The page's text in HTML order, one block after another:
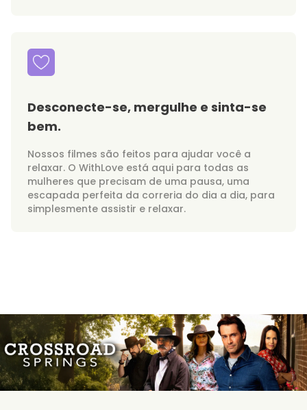
Desconecte-se, mergulhe e sinta-se
bem.
Nossos filmes são feitos para ajudar você a
relaxar. O WithLove está aqui para todas as
mulheres que precisam de uma pausa, uma
escapada perfeita da correria do dia a dia, para
simplesmente assistir e relaxar.